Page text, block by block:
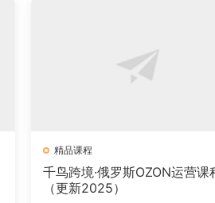
精品课程
千鸟跨境·俄罗斯OZON运营课
（更新2025）